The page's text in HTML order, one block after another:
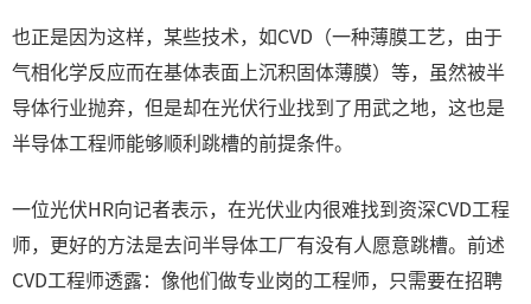
也正是因为这样，某些技术，如CVD（一种薄膜工艺，由于
气相化学反应而在基体表面上沉积固体薄膜）等，虽然被半
导体行业抛弃，但是却在光伏行业找到了用武之地，这也是
半导体工程师能够顺利跳槽的前提条件。
一位光伏HR向记者表示，在光伏业内很难找到资深CVD工程
师，更好的方法是去问半导体工厂有没有人愿意跳槽。前述
CVD工程师透露：像他们做专业岗的工程师，只需要在招聘